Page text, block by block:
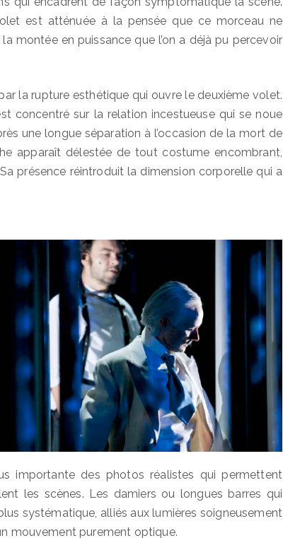
est atténuée à la pensée que ce morceau ne
montée en puissance que l’on a déjà pu percevoir
la rupture esthétique qui ouvre le deuxième volet.
concentré sur la relation incestueuse qui se noue
une longue séparation à l’occasion de la mort de
apparaît délestée de tout costume encombrant,
présence réintroduit la dimension corporelle qui a
importante des photos réalistes qui permettent
les scènes. Les damiers ou longues barres qui
systématique, alliés aux lumières soigneusement
mouvement purement optique.